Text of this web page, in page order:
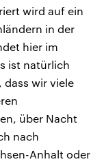
wird auf ein
in der
hier im
ist natürlich
dass wir viele
über Nacht
nach
Anhalt oder